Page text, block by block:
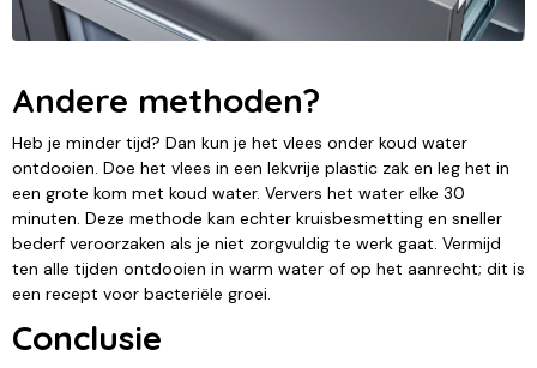
Andere methoden?
Heb je minder tijd? Dan kun je het vlees onder koud water
ontdooien. Doe het vlees in een lekvrije plastic zak en leg het in
een grote kom met koud water. Ververs het water elke 30
minuten. Deze methode kan echter kruisbesmetting en sneller
bederf veroorzaken als je niet zorgvuldig te werk gaat. Vermijd
ten alle tijden ontdooien in warm water of op het aanrecht; dit is
een recept voor bacteriële groei.
Conclusie